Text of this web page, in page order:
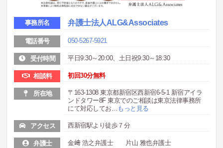
事務所名 弁護士法人ALG&Associates
電話番号 050-5267-5921
受付時間 平日9:30～20:00、土日祝9:30～18:30
相談料 初回30分無料
所在地
〒163-1308 東京都新宿区西新宿6-5-1 新宿アイラ
ンドタワー8F 東京でのご相談は東京法律事務所
にて対応してお…もっと見る
アクセス 西新宿駅より徒歩７分
弁護士 金﨑 浩之弁護士 片山 雅也弁護士